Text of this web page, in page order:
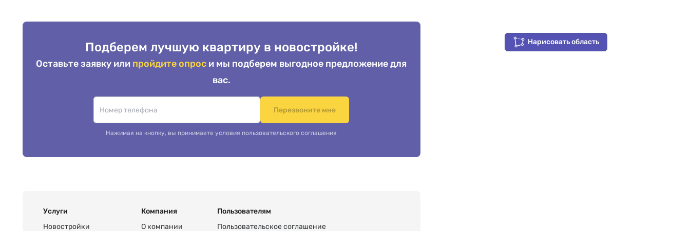
Нарисовать область
Подберем лучшую квартиру в новостройке!
Оставьте заявку или пройдите опрос и мы подберем выгодное предложение для
вас.
Перезвоните мне
Нажимая на кнопку, вы принимаете условия пользовательского соглашения
Услуги
Новостройки
Компания
О компании
Пользователям
Пользовательское соглашение